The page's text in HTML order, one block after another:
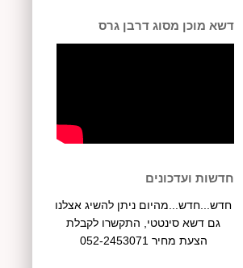
דשא מוכן מסוג דרבן גרס
חדשות ועדכונים
חדש...חדש...מהיום ניתן להשיג אצלנו
גם דשא סינטטי, התקשרו לקבלת
הצעת מחיר 052-2453071